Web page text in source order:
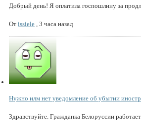
Добрый день! Я оплатила госпошлину за
От issiele 3 часа назад
Нужно илм нет уведомление об убытии
Здравствуйте. Гражданка Белоруссии работает